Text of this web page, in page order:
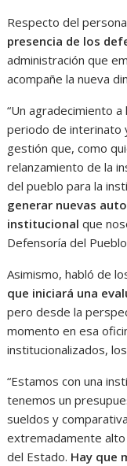
Respecto del
presencia de los
administración que
acompañe la nueva
“Un agradecimiento
periodo de interinato
gestión que, como
relanzamiento de la
del pueblo para la
generar nuevas
institucionalque
Defensoría del
Asimismo, habló de
que iniciará una
pero desde la
momento en esa
institucionalizados,
“Estamos con una
tenemos un
sueldos y
extremadamente
del Estado. Hay que